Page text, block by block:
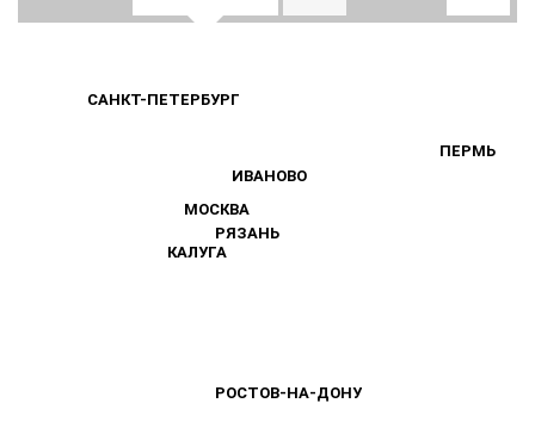
МОСКВА
САНКТ-ПЕТЕРБУРГ
ИВАНОВО
КАЛУГА
ПЕРМЬ
РОСТОВ-НА-ДОНУ
РЯЗАНЬ
МОСКВА
САНКТ-ПЕТЕРБУРГ
ИВАНОВО
КАЛУГА
ПЕРМЬ
РОСТОВ-НА-ДОНУ
РЯЗАНЬ